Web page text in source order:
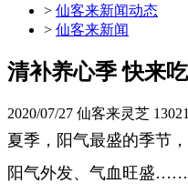
> 仙客来新闻动态
> 仙客来新闻
清补养心季 快来
2020/07/27 仙客来灵芝 13021
夏季，阳气最盛的季节，
阳气外发、气血旺盛……